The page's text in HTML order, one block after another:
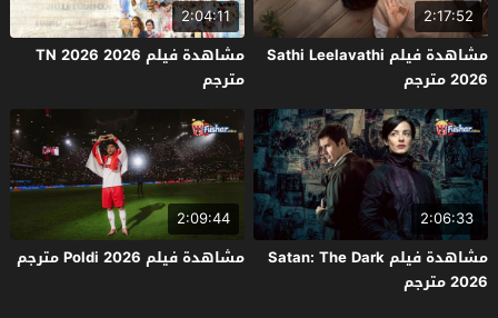
2:17:52
مشاهدة فيلم Sathi Leelavathi
2026 مترجم
2:04:11
مشاهدة فيلم TN 2026 2026
مترجم
2:06:33
مشاهدة فيلم Satan: The Dark
2026 مترجم
2:09:44
مشاهدة فيلم Poldi 2026 مترجم